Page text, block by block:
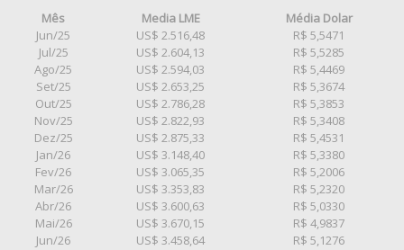
Mês Media LME
Média Dolar
Jun/25
US$ 2.516,48
R$ 5,5471
Jul/25
US$ 2.604,13
R$ 5,5285
Ago/25
US$ 2.594,03
R$ 5,4469
Set/25
US$ 2.653,25
R$ 5,3674
Out/25
US$ 2.786,28
R$ 5,3853
Nov/25
US$ 2.822,93
R$ 5,3408
Dez/25
US$ 2.875,33
R$ 5,4531
Jan/26
US$ 3.148,40
R$ 5,3380
Fev/26
US$ 3.065,35
R$ 5,2006
Mar/26
US$ 3.353,83
R$ 5,2320
Abr/26
US$ 3.600,63
R$ 5,0330
Mai/26
US$ 3.670,15
R$ 4,9837
Jun/26
US$ 3.458,64 R$ 5,1276